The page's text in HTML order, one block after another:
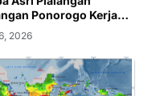
Ponorogo Kerja
2026